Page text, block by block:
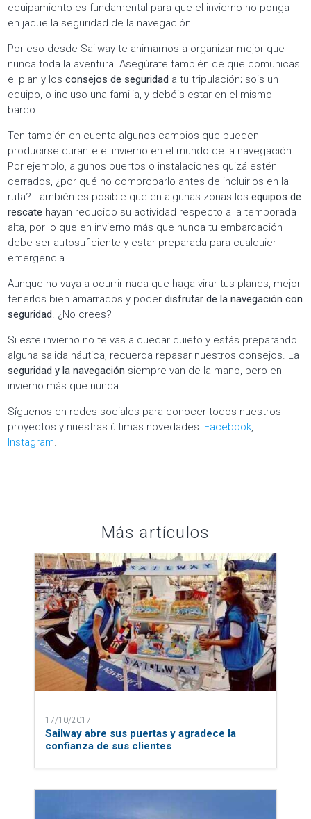
equipamiento es fundamental para que el invierno no ponga
en jaque la seguridad de la navegación.
Por eso desde Sailway te animamos a organizar mejor que
nunca toda la aventura. Asegúrate también de que comunicas
el plan y losconsejos de seguridad a tu tripulación; sois un
equipo, o incluso una familia, y debéis estar en el mismo
barco.
Ten también en cuenta algunos cambios que pueden
producirse durante el invierno en el mundo de la navegación.
Por ejemplo, algunos puertos o instalaciones quizá estén
cerrados, ¿por qué no comprobarlo antes de incluirlos en la
ruta? También es posible que en algunas zonas losequipos de
rescate hayan reducido su actividad respecto a la temporada
alta, por lo que en invierno más que nunca tu embarcación
debe ser autosuficiente y estar preparada para cualquier
emergencia.
Aunque no vaya a ocurrir nada que haga virar tus planes, mejor
tenerlos bien amarrados y poderdisfrutar de la navegación con
seguridad. ¿No crees?
Si este invierno no te vas a quedar quieto y estás preparando
alguna salida náutica, recuerda repasar nuestros consejos. La
seguridad y la navegación siempre van de la mano, pero en
invierno más que nunca.
Síguenos en redes sociales para conocer todos nuestros
proyectos y nuestras últimas novedades: Facebook,
Instagram.
Más artículos
17/10/2017
Sailway abre sus puertas y agradece la
confianza de sus clientes